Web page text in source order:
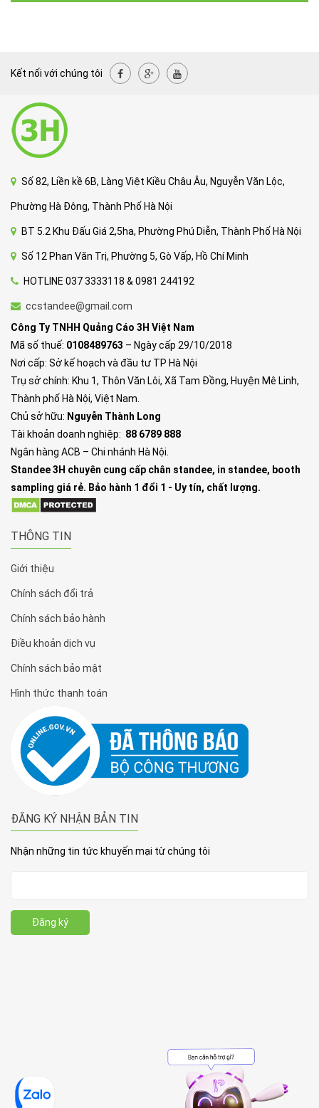
Kết nối với chúng tôi
Số 82, Liền kề 6B, Làng Việt Kiều Châu Âu, Nguyễn Văn Lộc,
Phường Hà Đông, Thành Phố Hà Nội
BT 5.2 Khu Đấu Giá 2,5ha, Phường Phú Diễn, Thành Phố Hà Nội
Số 12 Phan Văn Trị, Phường 5, Gò Vấp, Hồ Chí Minh
HOTLINE 037 3333118 & 0981 244192
ccstandee@gmail.com
Công Ty TNHH Quảng Cáo 3H Việt Nam
Mã số thuế: 0108489763 – Ngày cấp 29/10/2018
Nơi cấp: Sở kế hoạch và đầu tư TP Hà Nội
Trụ sở chính: Khu 1, Thôn Văn Lôi, Xã Tam Đồng, Huyện Mê Linh,
Thành phố Hà Nội, Việt Nam.
Chủ sở hữu: Nguyễn Thành Long
Tài khoản doanh nghiệp: 88 6789 888
Ngân hàng ACB – Chi nhánh Hà Nội.
Standee 3H chuyên cung cấp chân standee, in standee, booth
sampling giá rẻ. Bảo hành 1 đổi 1 - Uy tín, chất lượng.
THÔNG TIN
Giới thiệu
Chính sách đổi trả
Chính sách bảo hành
Điều khoản dịch vụ
Chính sách bảo mật
Hình thức thanh toán
ĐĂNG KÝ NHẬN BẢN TIN
Nhận những tin tức khuyến mại từ chúng tôi
Đăng ký